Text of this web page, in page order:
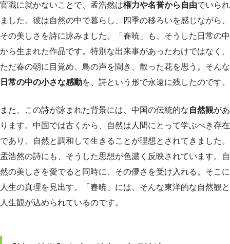
官職に就かないことで、孟浩然は権力や名誉から自由でいられ
ました。彼は自然の中で暮らし、四季の移ろいを感じながら、
その美しさを詩に詠みました。「春暁」も、そうした日常の中
から生まれた作品です。特別な出来事があったわけではなく、
ただ春の朝に目覚め、鳥の声を聞き、散った花を思う。そんな
日常の中の小さな感動を、詩という形で永遠に残したのです。
また、この詩が詠まれた背景には、中国の伝統的な自然観があ
ります。中国では古くから、自然は人間にとって学ぶべき存在
であり、自然と調和して生きることが理想とされてきました。
孟浩然の詩にも、そうした思想が色濃く反映されています。自
然の美しさを愛でると同時に、その儚さを受け入れる。そこに
人生の真理を見出す。「春暁」には、そんな東洋的な自然観と
人生観が込められているのです。